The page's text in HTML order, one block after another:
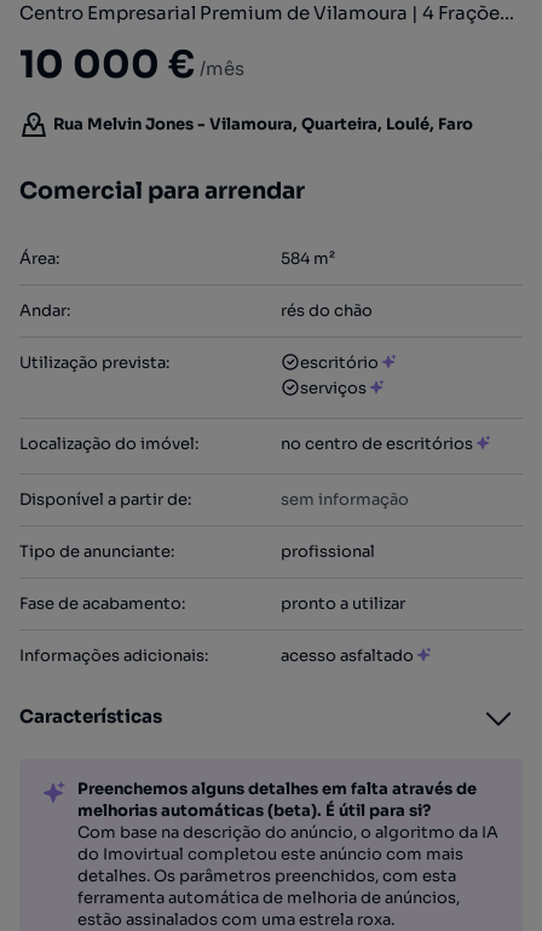
Centro Empresarial Premium de Vilamoura | 4 Frações Comerciais & Servi
10 000 € /mês
Rua Melvin Jones - Vilamoura, Quarteira, Loulé, Faro
Comercial para arrendar
Área: 584 m²
Andar: rés do chão
Utilização prevista:
escritório
serviços
Localização do imóvel: no centro de escritórios
Disponível a partir de: sem informação
Tipo de anunciante: profissional
Fase de acabamento: pronto a utilizar
Informações adicionais: acesso asfaltado
Características
Preenchemos alguns detalhes em falta através de
melhorias automáticas (beta). É útil para si?
Com base na descrição do anúncio, o algoritmo da IA
do Imovirtual completou este anúncio com mais
detalhes. Os parâmetros preenchidos, com esta
ferramenta automática de melhoria de anúncios,
estão assinalados com uma estrela roxa.